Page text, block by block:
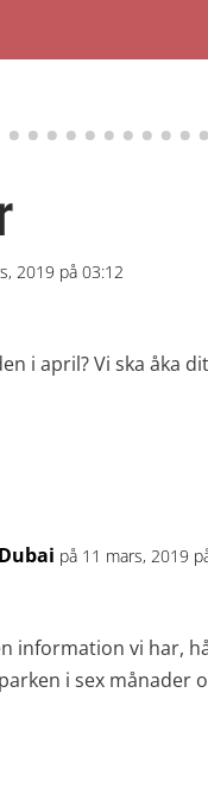
2019 på 03:12
i april? Vi ska åka
på 11 mars, 2019
information vi har,
i sex månader